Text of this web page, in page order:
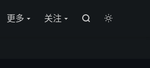
更多 关注  